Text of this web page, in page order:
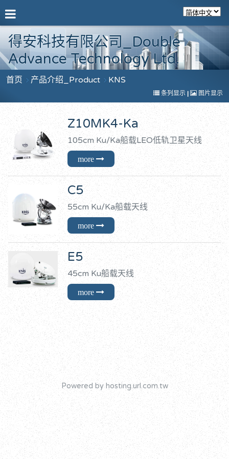
得安科技有限公司_Double
Advance Technology Ltd.
首页 产品介绍_Product KNS
条列显示 | 图片显示
Z10MK4-Ka
105cm Ku/Ka船载LEO低轨卫星天线
C5
55cm Ku/Ka船载天线
E5
45cm Ku船载天线
Powered by hosting.url.com.tw